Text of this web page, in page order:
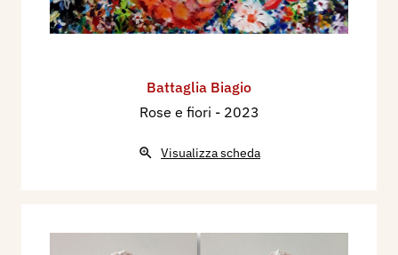
Battaglia Biagio
Rose e fiori - 2023
Visualizza scheda